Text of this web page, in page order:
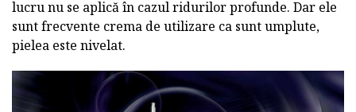
lucru nu se aplică în cazul ridurilor profunde. Dar ele
sunt frecvente crema de utilizare ca sunt umplute,
pielea este nivelat.